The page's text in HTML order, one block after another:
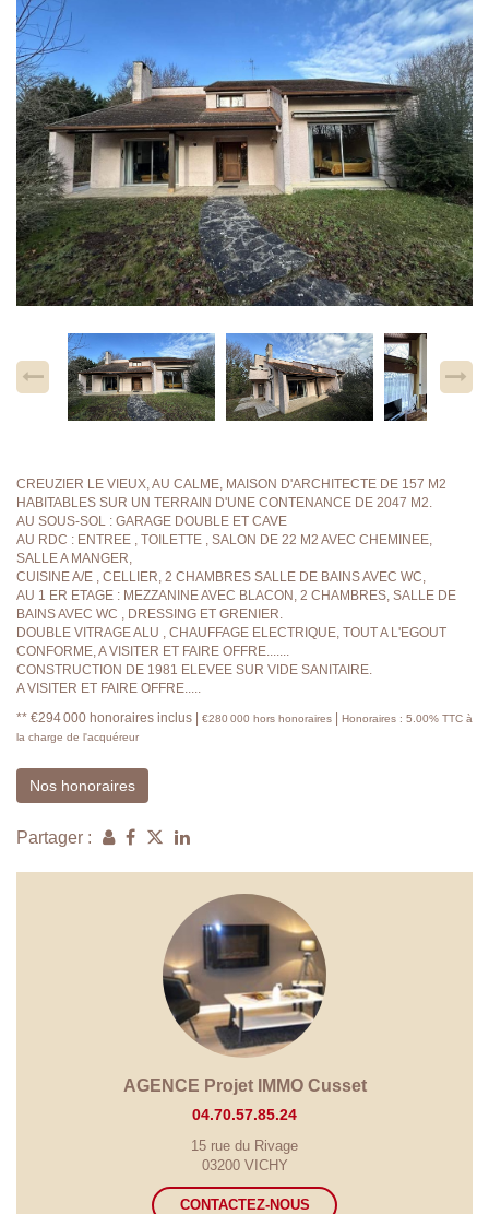
CREUZIER LE VIEUX, AU CALME, MAISON D'ARCHITECTE DE 157 M2
HABITABLES SUR UN TERRAIN D'UNE CONTENANCE DE 2047 M2.
AU SOUS-SOL : GARAGE DOUBLE ET CAVE
AU RDC : ENTREE , TOILETTE , SALON DE 22 M2 AVEC CHEMINEE,
SALLE A MANGER,
CUISINE A/E , CELLIER, 2 CHAMBRES SALLE DE BAINS AVEC WC,
AU 1 ER ETAGE : MEZZANINE AVEC BLACON, 2 CHAMBRES, SALLE DE
BAINS AVEC WC , DRESSING ET GRENIER.
DOUBLE VITRAGE ALU , CHAUFFAGE ELECTRIQUE, TOUT A L'EGOUT
CONFORME, A VISITER ET FAIRE OFFRE.......
CONSTRUCTION DE 1981 ELEVEE SUR VIDE SANITAIRE.
A VISITER ET FAIRE OFFRE.....
** €294 000 honoraires inclus €280 000 hors honoraires
Honoraires : 5.00% TTC à
la charge de l'acquéreur
Nos honoraires
Partager :
AGENCE Projet IMMO Cusset
04.70.57.85.24
15 rue du Rivage
03200 VICHY
CONTACTEZ-NOUS